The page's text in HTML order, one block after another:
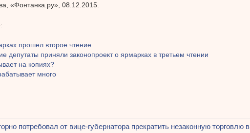
«Фонтанка.ру», 08.12.2015.
прошел второе чтение
депутаты приняли законопроект о ярмарках в третьем чтении
на копиях?
много
потребовал от вице-губернатора прекратить незаконную торговлю в